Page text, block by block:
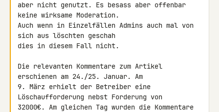
aber nicht genutzt. Es besass aber offenbar
keine wirksame Moderation.
Auch wenn in Einzelfällen Admins auch mal von
sich aus löschten geschah
dies in diesem Fall nicht.
Die relevanten Kommentare zum Artikel
erschienen am 24./25. Januar. Am
9. März erhielt der Betreiber eine
Löschaufforderung nebst Forderung von
32000€. Am gleichen Tag wurden die Kommentare